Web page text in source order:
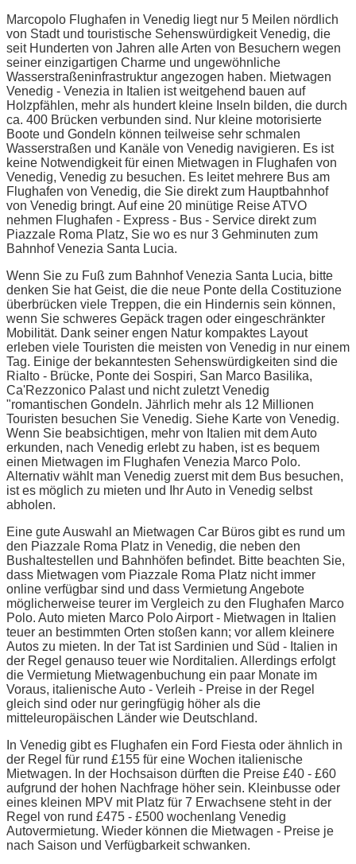
Marcopolo Flughafen in Venedig liegt nur 5 Meilen nördlich
von Stadt und touristische Sehenswürdigkeit Venedig, die
seit Hunderten von Jahren alle Arten von Besuchern wegen
seiner einzigartigen Charme und ungewöhnliche
Wasserstraßeninfrastruktur angezogen haben. Mietwagen
Venedig - Venezia in Italien ist weitgehend bauen auf
Holzpfählen, mehr als hundert kleine Inseln bilden, die durch
ca. 400 Brücken verbunden sind. Nur kleine motorisierte
Boote und Gondeln können teilweise sehr schmalen
Wasserstraßen und Kanäle von Venedig navigieren. Es ist
keine Notwendigkeit für einen Mietwagen in Flughafen von
Venedig, Venedig zu besuchen. Es leitet mehrere Bus am
Flughafen von Venedig, die Sie direkt zum Hauptbahnhof
von Venedig bringt. Auf eine 20 minütige Reise ATVO
nehmen Flughafen - Express - Bus - Service direkt zum
Piazzale Roma Platz, Sie wo es nur 3 Gehminuten zum
Bahnhof Venezia Santa Lucia.
Wenn Sie zu Fuß zum Bahnhof Venezia Santa Lucia, bitte
denken Sie hat Geist, die die neue Ponte della Costituzione
überbrücken viele Treppen, die ein Hindernis sein können,
wenn Sie schweres Gepäck tragen oder eingeschränkter
Mobilität. Dank seiner engen Natur kompaktes Layout
erleben viele Touristen die meisten von Venedig in nur einem
Tag. Einige der bekanntesten Sehenswürdigkeiten sind die
Rialto - Brücke, Ponte dei Sospiri, San Marco Basilika,
Ca'Rezzonico Palast und nicht zuletzt Venedig
"romantischen Gondeln. Jährlich mehr als 12 Millionen
Touristen besuchen Sie Venedig. Siehe Karte von Venedig.
Wenn Sie beabsichtigen, mehr von Italien mit dem Auto
erkunden, nach Venedig erlebt zu haben, ist es bequem
einen Mietwagen im Flughafen Venezia Marco Polo.
Alternativ wählt man Venedig zuerst mit dem Bus besuchen,
ist es möglich zu mieten und Ihr Auto in Venedig selbst
abholen.
Eine gute Auswahl an Mietwagen Car Büros gibt es rund um
den Piazzale Roma Platz in Venedig, die neben den
Bushaltestellen und Bahnhöfen befindet. Bitte beachten Sie,
dass Mietwagen vom Piazzale Roma Platz nicht immer
online verfügbar sind und dass Vermietung Angebote
möglicherweise teurer im Vergleich zu den Flughafen Marco
Polo. Auto mieten Marco Polo Airport - Mietwagen in Italien
teuer an bestimmten Orten stoßen kann; vor allem kleinere
Autos zu mieten. In der Tat ist Sardinien und Süd - Italien in
der Regel genauso teuer wie Norditalien. Allerdings erfolgt
die Vermietung Mietwagenbuchung ein paar Monate im
Voraus, italienische Auto - Verleih - Preise in der Regel
gleich sind oder nur geringfügig höher als die
mitteleuropäischen Länder wie Deutschland.
In Venedig gibt es Flughafen ein Ford Fiesta oder ähnlich in
der Regel für rund £155 für eine Wochen italienische
Mietwagen. In der Hochsaison dürften die Preise £40 - £60
aufgrund der hohen Nachfrage höher sein. Kleinbusse oder
eines kleinen MPV mit Platz für 7 Erwachsene steht in der
Regel von rund £475 - £500 wochenlang Venedig
Autovermietung. Wieder können die Mietwagen - Preise je
nach Saison und Verfügbarkeit schwanken.